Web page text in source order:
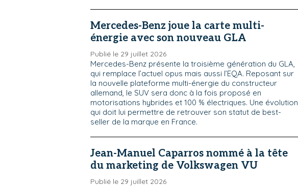
Mercedes-Benz joue la carte multi-
énergie avec son nouveau GLA
Publié le 29 juillet 2026
Mercedes-Benz présente la troisième génération du GLA,
qui remplace l’actuel opus mais aussi l’EQA. Reposant sur
la nouvelle plateforme multi-énergie du constructeur
allemand, le SUV sera donc à la fois proposé en
motorisations hybrides et 100 % électriques. Une évolution
qui doit lui permettre de retrouver son statut de best-
seller de la marque en France.
Jean-Manuel Caparros nommé à la tête
du marketing de Volkswagen VU
Publié le 29 juillet 2026